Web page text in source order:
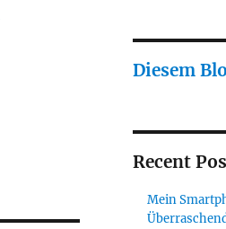
Diesem
Recent
Mein